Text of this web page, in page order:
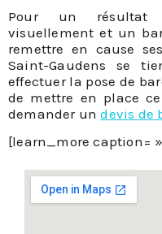
Pour un résultat
visuellement et un
remettre en cause
Saint-Gaudens se
effectuer la pose de
de mettre en place
demander undevis de
[learn_more caption=